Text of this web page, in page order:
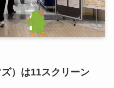
）は11スクリーン